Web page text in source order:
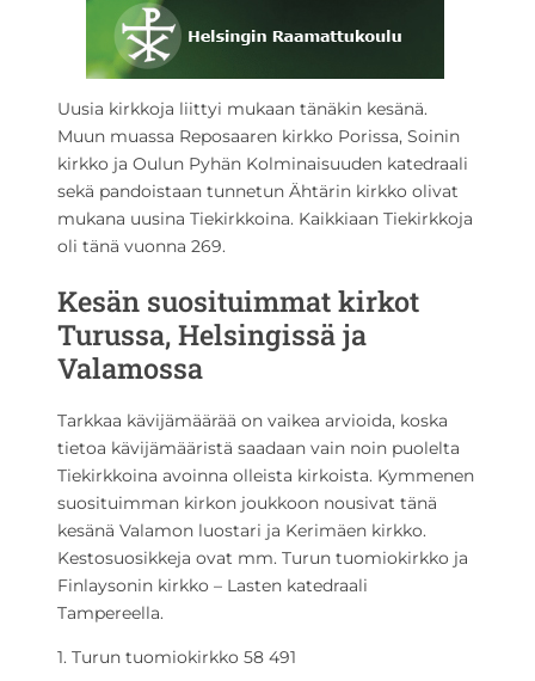
Uusia kirkkoja liittyi mukaan tänäkin kesänä.
Muun muassa Reposaaren kirkko Porissa, Soinin
kirkko ja Oulun Pyhän Kolminaisuuden katedraali
sekä pandoistaan tunnetun Ähtärin kirkko olivat
mukana uusina Tiekirkkoina. Kaikkiaan Tiekirkkoja
oli tänä vuonna 269.
Kesän suosituimmat kirkot
Turussa, Helsingissä ja
Valamossa
Tarkkaa kävijämäärää on vaikea arvioida, koska
tietoa kävijämääristä saadaan vain noin puolelta
Tiekirkkoina avoinna olleista kirkoista. Kymmenen
suosituimman kirkon joukkoon nousivat tänä
kesänä Valamon luostari ja Kerimäen kirkko.
Kestosuosikkeja ovat mm. Turun tuomiokirkko ja
Finlaysonin kirkko – Lasten katedraali
Tampereella.
1. Turun tuomiokirkko 58 491